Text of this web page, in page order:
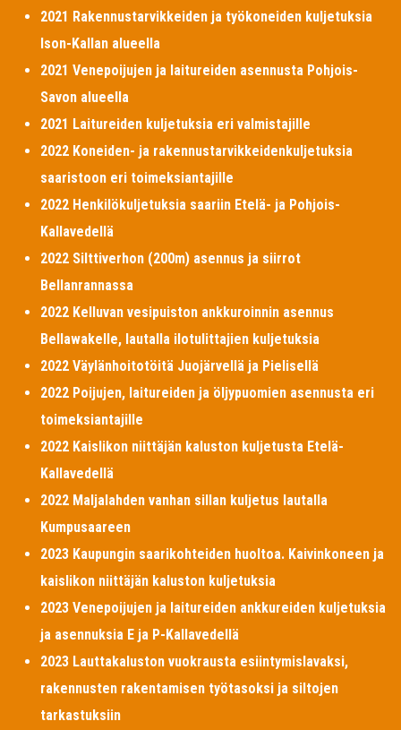
2021 Rakennustarvikkeiden ja työkoneiden kuljetuksia
Ison-Kallan alueella
2021 Venepoijujen ja laitureiden asennusta Pohjois-
Savon alueella
2021 Laitureiden kuljetuksia eri valmistajille
2022 Koneiden- ja rakennustarvikkeidenkuljetuksia
saaristoon eri toimeksiantajille
2022 Henkilökuljetuksia saariin Etelä- ja Pohjois-
Kallavedellä
2022 Silttiverhon (200m) asennus ja siirrot
Bellanrannassa
2022 Kelluvan vesipuiston ankkuroinnin asennus
Bellawakelle, lautalla ilotulittajien kuljetuksia
2022 Väylänhoitotöitä Juojärvellä ja Pielisellä
2022 Poijujen, laitureiden ja öljypuomien asennusta eri
toimeksiantajille
2022 Kaislikon niittäjän kaluston kuljetusta Etelä-
Kallavedellä
2022 Maljalahden vanhan sillan kuljetus lautalla
Kumpusaareen
2023 Kaupungin saarikohteiden huoltoa. Kaivinkoneen ja
kaislikon niittäjän kaluston kuljetuksia
2023 Venepoijujen ja laitureiden ankkureiden kuljetuksia
ja asennuksia E ja P-Kallavedellä
2023 Lauttakaluston vuokrausta esiintymislavaksi,
rakennusten rakentamisen työtasoksi ja siltojen
tarkastuksiin